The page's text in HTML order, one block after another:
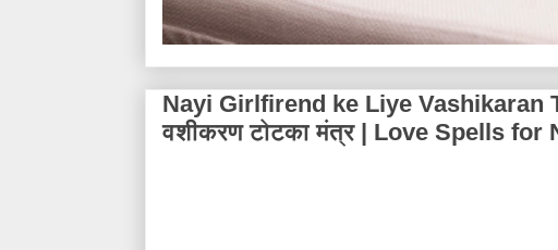
Nayi Girlfirend ke Liye Vashikaran
वशीकरण टोटका मंत्र | Love Spells for